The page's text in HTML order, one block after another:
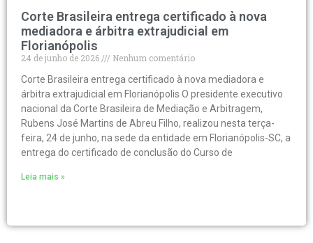
Corte Brasileira entrega certificado à nova
mediadora e árbitra extrajudicial em
Florianópolis
24 de junho de 2026
Nenhum comentário
Corte Brasileira entrega certificado à nova mediadora e
árbitra extrajudicial em Florianópolis O presidente executivo
nacional da Corte Brasileira de Mediação e Arbitragem,
Rubens José Martins de Abreu Filho, realizou nesta terça-
feira, 24 de junho, na sede da entidade em Florianópolis-SC, a
entrega do certificado de conclusão do Curso de
Leia mais »